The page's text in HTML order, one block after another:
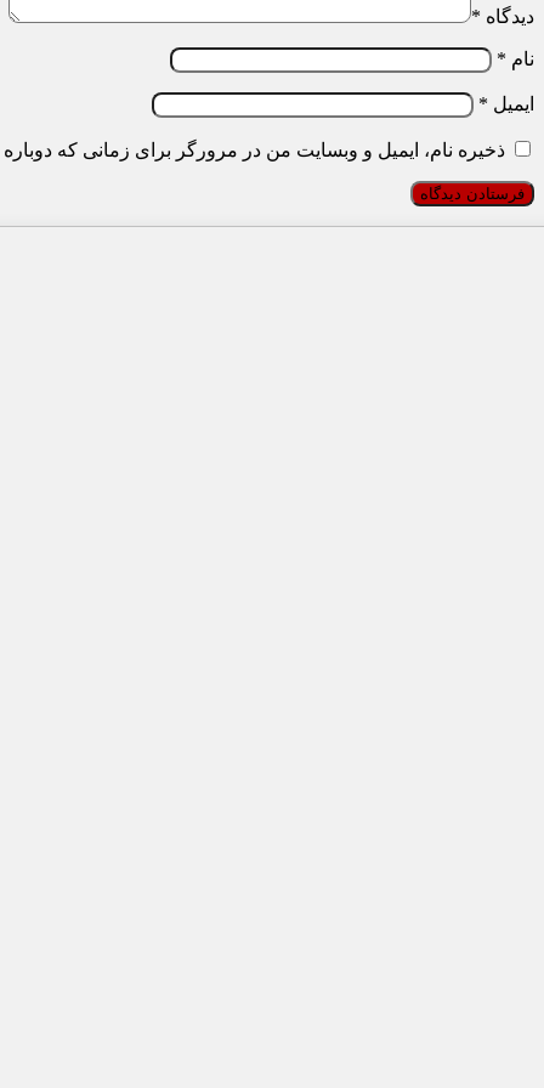
دیدگاه *
نام *
ایمیل *
ذخیره نام، ایمیل و وبسایت من در مرورگر برای زمانی که